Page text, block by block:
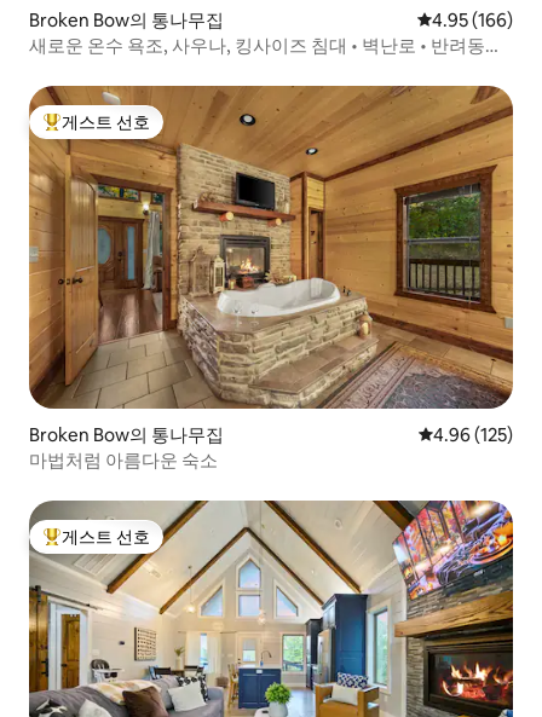
Broken Bow의 통나무집 평점 4.95점(5
4.95 (166)
새로운 온수 욕조, 사우나, 킹사이즈 침대 • 벽난로 • 반려동물
상위 게스트 선호
게스트 선호
Broken Bow의 통나무집 평점 4.96점(5
4.96 (125)
마법처럼 아름다운 숙소
상위 게스트 선호
게스트 선호